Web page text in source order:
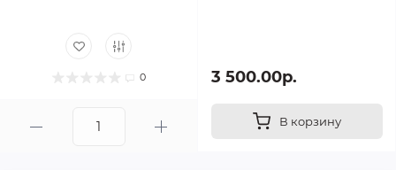
0 3 500.00р.
В корзину